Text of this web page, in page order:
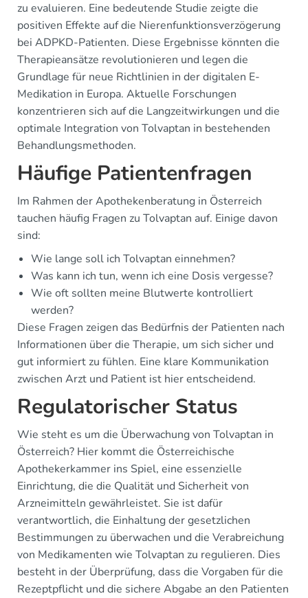
zu evaluieren. Eine bedeutende Studie zeigte die
positiven Effekte auf die Nierenfunktionsverzögerung
bei ADPKD-Patienten. Diese Ergebnisse könnten die
Therapieansätze revolutionieren und legen die
Grundlage für neue Richtlinien in der digitalen E-
Medikation in Europa. Aktuelle Forschungen
konzentrieren sich auf die Langzeitwirkungen und die
optimale Integration von Tolvaptan in bestehenden
Behandlungsmethoden.
Häufige Patientenfragen
Im Rahmen der Apothekenberatung in Österreich
tauchen häufig Fragen zu Tolvaptan auf. Einige davon
sind:
Wie lange soll ich Tolvaptan einnehmen?
Was kann ich tun, wenn ich eine Dosis vergesse?
Wie oft sollten meine Blutwerte kontrolliert
werden?
Diese Fragen zeigen das Bedürfnis der Patienten nach
Informationen über die Therapie, um sich sicher und
gut informiert zu fühlen. Eine klare Kommunikation
zwischen Arzt und Patient ist hier entscheidend.
Regulatorischer Status
Wie steht es um die Überwachung von Tolvaptan in
Österreich? Hier kommt die Österreichische
Apothekerkammer ins Spiel, eine essenzielle
Einrichtung, die die Qualität und Sicherheit von
Arzneimitteln gewährleistet. Sie ist dafür
verantwortlich, die Einhaltung der gesetzlichen
Bestimmungen zu überwachen und die Verabreichung
von Medikamenten wie Tolvaptan zu regulieren. Dies
besteht in der Überprüfung, dass die Vorgaben für die
Rezeptpflicht und die sichere Abgabe an den Patienten